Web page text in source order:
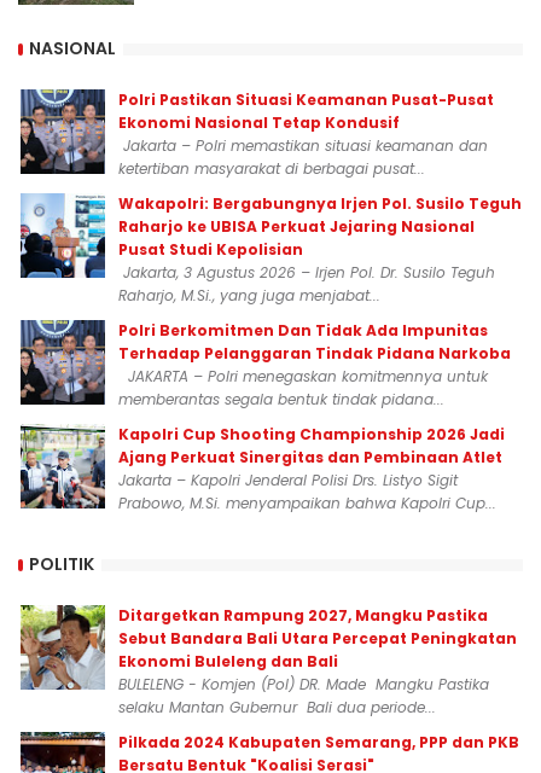
NASIONAL
Polri Pastikan Situasi Keamanan Pusat-Pusat
Ekonomi Nasional Tetap Kondusif
Jakarta – Polri memastikan situasi keamanan dan
ketertiban masyarakat di berbagai pusat...
Wakapolri: Bergabungnya Irjen Pol. Susilo Teguh
Raharjo ke UBISA Perkuat Jejaring Nasional
Pusat Studi Kepolisian
Jakarta, 3 Agustus 2026 – Irjen Pol. Dr. Susilo Teguh
Raharjo, M.Si., yang juga menjabat...
Polri Berkomitmen Dan Tidak Ada Impunitas
Terhadap Pelanggaran Tindak Pidana Narkoba
JAKARTA – Polri menegaskan komitmennya untuk
memberantas segala bentuk tindak pidana...
Kapolri Cup Shooting Championship 2026 Jadi
Ajang Perkuat Sinergitas dan Pembinaan Atlet
Jakarta – Kapolri Jenderal Polisi Drs. Listyo Sigit
Prabowo, M.Si. menyampaikan bahwa Kapolri Cup...
POLITIK
Ditargetkan Rampung 2027, Mangku Pastika
Sebut Bandara Bali Utara Percepat Peningkatan
Ekonomi Buleleng dan Bali
BULELENG - Komjen (Pol) DR. Made Mangku Pastika
selaku Mantan Gubernur Bali dua periode...
Pilkada 2024 Kabupaten Semarang, PPP dan PKB
Bersatu Bentuk "Koalisi Serasi"